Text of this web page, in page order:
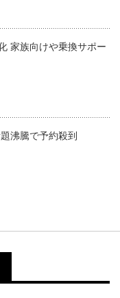
家族向けや乗換サポー
沸騰で予約殺到